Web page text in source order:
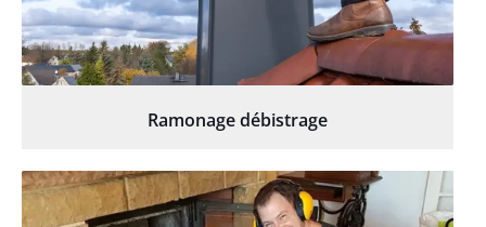
Ramonage débistrage